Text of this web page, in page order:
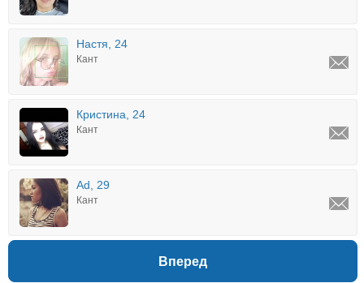
Настя, 24
Кант
Кристина, 24
Кант
Ad, 29
Кант
Вперед